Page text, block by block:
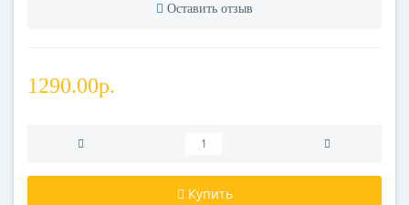
Оставить отзыв
1290.00р.
Купить